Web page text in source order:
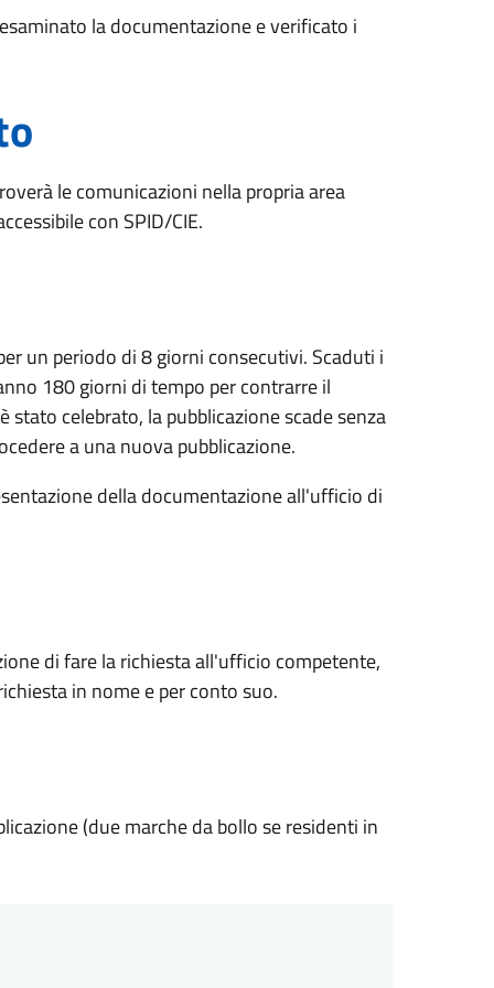
la documentazione e verificato i
le comunicazioni nella propria area
con SPID/CIE.
un periodo di 8 giorni consecutivi. Scaduti i
180 giorni di tempo per contrarre il
celebrato, la pubblicazione scade senza
a una nuova pubblicazione.
della documentazione all'ufficio di
di fare la richiesta all'ufficio competente,
in nome e per conto suo.
(due marche da bollo se residenti in